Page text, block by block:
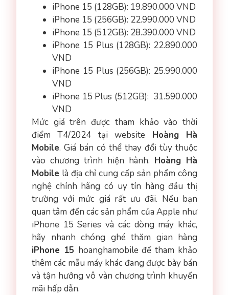
iPhone 15 (128GB): 19.890.000 VND
iPhone 15 (256GB): 22.990.000 VND
iPhone 15 (512GB): 28.390.000 VND
iPhone 15 Plus (128GB): 22.890.000
VND
iPhone 15 Plus (256GB): 25.990.000
VND
iPhone 15 Plus (512GB): 31.590.000
VND
Mức giá trên được tham khảo vào thời
điểm T4/2024 tại website Hoàng Hà
Mobile. Giá bán có thể thay đổi tùy thuộc
vào chương trình hiện hành. Hoàng Hà
Mobile là địa chỉ cung cấp sản phẩm công
nghệ chính hãng có uy tín hàng đầu thị
trường với mức giá rất ưu đãi. Nếu bạn
quan tâm đến các sản phẩm của Apple như
iPhone 15 Series và các dòng máy khác,
hãy nhanh chóng ghé thăm gian hàng
iPhone 15 hoanghamobile để tham khảo
thêm các mẫu máy khác đang được bày bán
và tận hưởng vô vàn chương trình khuyến
mãi hấp dẫn.